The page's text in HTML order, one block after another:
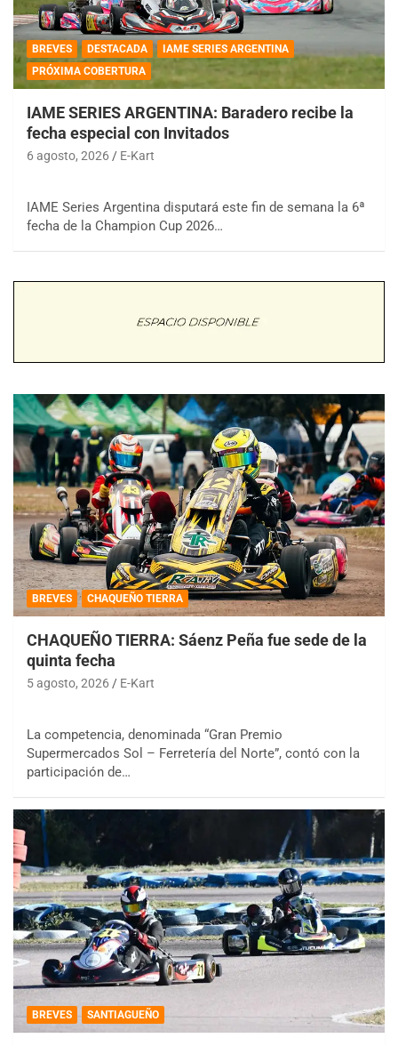
BREVES DESTACADA
IAME SERIES ARGENTINA
PRÓXIMA COBERTURA
IAME SERIES ARGENTINA: Baradero recibe la
fecha especial con Invitados
6 agosto, 2026 E-Kart
IAME Series Argentina disputará este fin de semana la 6ª
fecha de la Champion Cup 2026…
BREVES CHAQUEÑO TIERRA
CHAQUEÑO TIERRA: Sáenz Peña fue sede de la
quinta fecha
5 agosto, 2026 E-Kart
La competencia, denominada “Gran Premio
Supermercados Sol – Ferretería del Norte”, contó con la
participación de…
BREVES SANTIAGUEÑO